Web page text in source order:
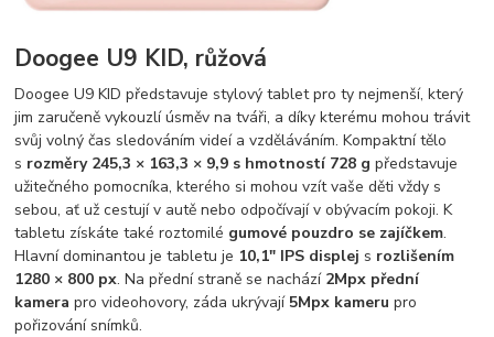
Doogee U9 KID, růžová
Doogee U9 KID představuje stylový tablet pro ty nejmenší, který
jim zaručeně vykouzlí úsměv na tváři, a díky kterému mohou trávit
svůj volný čas sledováním videí a vzděláváním. Kompaktní tělo
s rozměry 245,3 × 163,3 × 9,9 s hmotností 728 g představuje
užitečného pomocníka, kterého si mohou vzít vaše děti vždy s
sebou, ať už cestují v autě nebo odpočívají v obývacím pokoji. K
tabletu získáte také roztomilé gumové pouzdro se zajíčkem.
Hlavní dominantou je tabletu je 10,1" IPS displej s rozlišením
1280 × 800 px. Na přední straně se nachází 2Mpx přední
kamera pro videohovory, záda ukrývají 5Mpx kameru pro
pořizování snímků.